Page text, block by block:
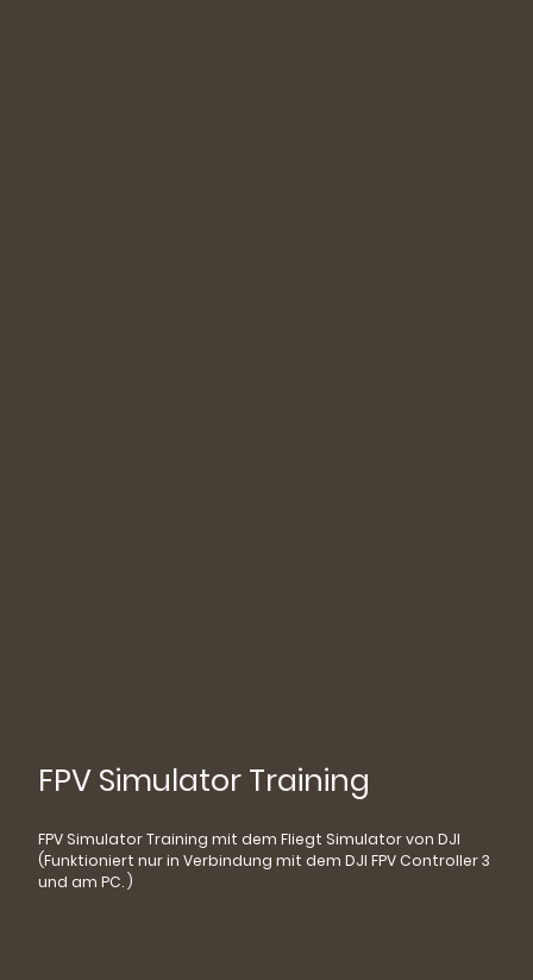
FPV Simulator Training
FPV Simulator Training mit dem Fliegt Simulator von DJI
(Funktioniert nur in Verbindung mit dem DJI FPV Controller 3
und am PC. )